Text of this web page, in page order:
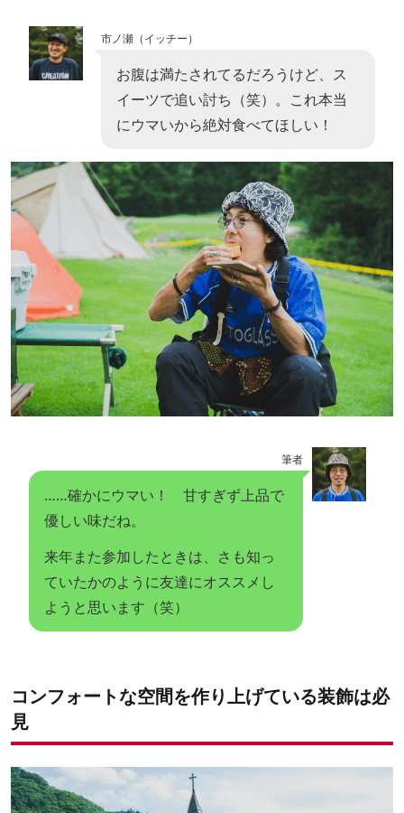
市ノ瀬（イッチー）
お腹は満たされてるだろうけど、ス
イーツで追い討ち（笑）。これ本当
にウマいから絶対食べてほしい！
筆者
……確かにウマい！ 甘すぎず上品で
優しい味だね。
来年また参加したときは、さも知っ
ていたかのように友達にオススメし
ようと思います（笑）
コンフォートな空間を作り上げている装飾は必
見